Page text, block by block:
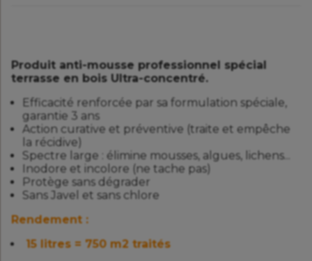
Produit anti-mousse professionnel spécial
terrasse en bois Ultra-concentré.
Efficacité renforcée par sa formulation spéciale,
garantie 3 ans
Action curative et préventive (traite et empêche
la récidive)
Spectre large : élimine mousses, algues, lichens...
Inodore et incolore (ne tache pas)
Protège sans dégrader
Sans Javel et sans chlore
Rendement :
15 litres = 750 m2 traités